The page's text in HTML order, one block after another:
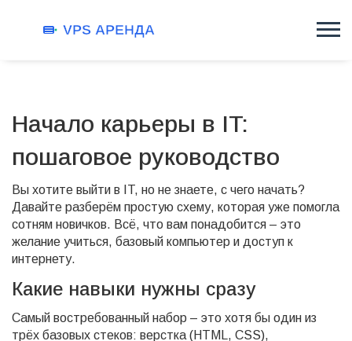
Начало карьеры в IT:
пошаговое руководство
Вы хотите выйти в IT, но не знаете, с чего начать?
Давайте разберём простую схему, которая уже помогла
сотням новичков. Всё, что вам понадобится – это
желание учиться, базовый компьютер и доступ к
интернету.
Какие навыки нужны сразу
Самый востребованный набор – это хотя бы один из
трёх базовых стеков: верстка (HTML, CSS),